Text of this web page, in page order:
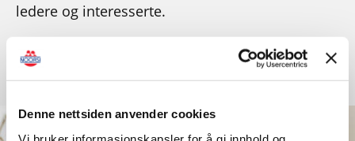
Denne nettsiden anvender cookies
ledere og interesserte.
Se mer